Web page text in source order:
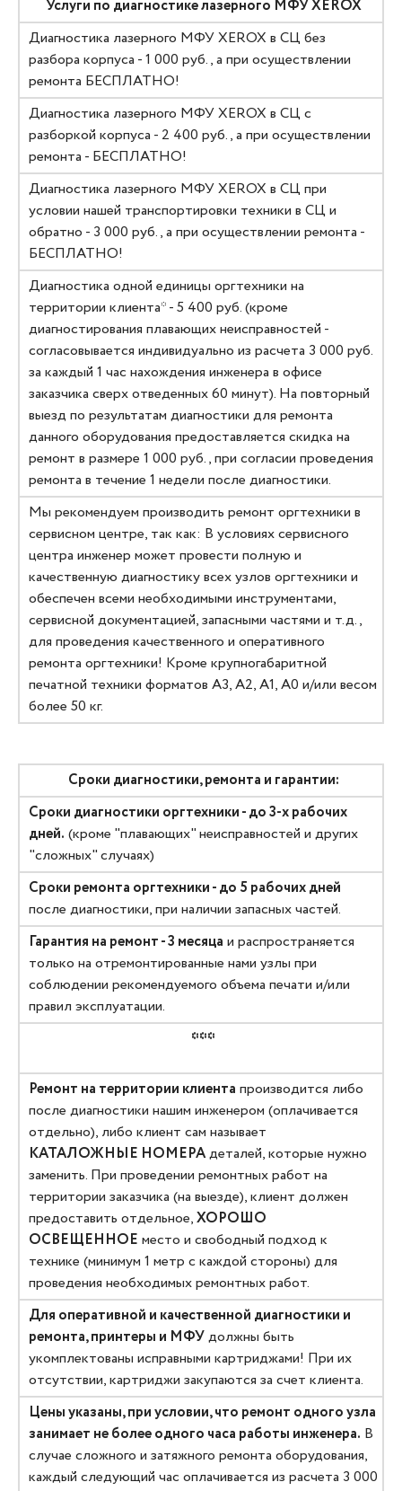
Услуги по диагностике лазерного МФУ XEROX
Диагностика лазерного МФУ XEROX в СЦ без
разбора корпуса - 1 000 руб., а при осуществлении
ремонта БЕСПЛАТНО!
Диагностика лазерного МФУ XEROX в СЦ с
разборкой корпуса - 2 400 руб., а при осуществлении
ремонта - БЕСПЛАТНО!
Диагностика лазерного МФУ XEROX в СЦ при
условии нашей транспортировки техники в СЦ и
обратно - 3 000 руб., а при осуществлении ремонта -
БЕСПЛАТНО!
Диагностика одной единицы оргтехники на
территории клиента* - 5 400 руб. (кроме
диагностирования плавающих неисправностей -
согласовывается индивидуально из расчета 3 000 руб.
за каждый 1 час нахождения инженера в офисе
заказчика сверх отведенных 60 минут). На повторный
выезд по результатам диагностики для ремонта
данного оборудования предоставляется скидка на
ремонт в размере 1 000 руб., при согласии проведения
ремонта в течение 1 недели после диагностики.
Мы рекомендуем производить ремонт оргтехники в
сервисном центре, так как: В условиях сервисного
центра инженер может провести полную и
качественную диагностику всех узлов оргтехники и
обеспечен всеми необходимыми инструментами,
сервисной документацией, запасными частями и т.д.,
для проведения качественного и оперативного
ремонта оргтехники! Кроме крупногабаритной
печатной техники форматов А3, А2, А1, А0 и/или весом
более 50 кг.
Сроки диагностики, ремонта и гарантии:
Сроки диагностики оргтехники - до 3-х рабочих
дней. (кроме "плавающих" неисправностей и других
"сложных" случаях)
Сроки ремонта оргтехники - до 5 рабочих дней
после диагностики, при наличии запасных частей.
Гарантия на ремонт - 3 месяца и распространяется
только на отремонтированные нами узлы при
соблюдении рекомендуемого объема печати и/или
правил эксплуатации.
***
Ремонт на территории клиента производится либо
после диагностики нашим инженером (оплачивается
отдельно), либо клиент сам называет
КАТАЛОЖНЫЕ НОМЕРАдеталей, которые нужно
заменить. При проведении ремонтных работ на
территории заказчика (на выезде), клиент должен
предоставить отдельное,ХОРОШО
ОСВЕЩЕННОЕ место и свободный подход к
технике (минимум 1 метр с каждой стороны) для
проведения необходимых ремонтных работ.
Для оперативной и качественной диагностики и
ремонта, принтеры и МФУдолжны быть
укомплектованы исправными картриджами! При их
отсутствии, картриджи закупаются за счет клиента.
Цены указаны, при условии, что ремонт одного узла
занимает не более одного часа работы инженера. В
случае сложного и затяжного ремонта оборудования,
каждый следующий час оплачивается из расчета 3 000